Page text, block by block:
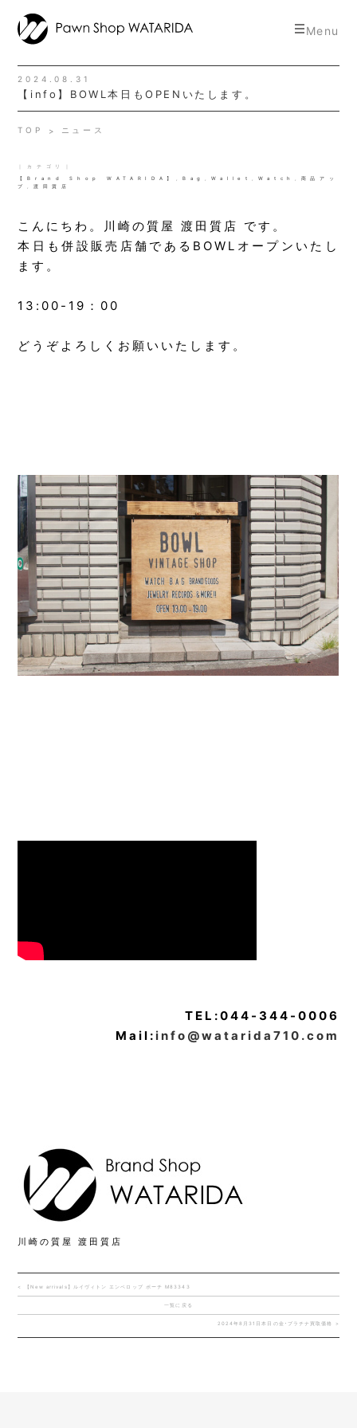
toggle
Menu
2024.08.31
【info】BOWL本日もOPENいたします。
TOP ニュース
｜カテゴリ｜
【Brand Shop WATARIDA】 Bag Wallet Watch
商品アッ
プ
渡田質店
こんにちわ。川崎の質屋 渡田質店 です。
本日も併設販売店舗であるBOWLオープンいたし
ます。
13:00-19：00
どうぞよろしくお願いいたします。
TEL:044-344-0006
Mail: info@watarida710.com
川崎の質屋 渡田質店
< 【New arrivals】ルイヴィトン エンベロップ ポーチ M83343
一覧に戻る
2024年8月31日本日の金･プラチナ買取価格 >